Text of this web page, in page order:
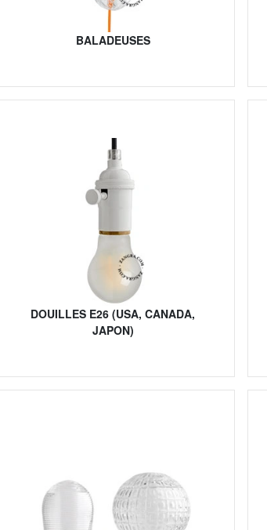
BALADEUSES
DOUILLES E26 (USA, CANADA,
JAPON)